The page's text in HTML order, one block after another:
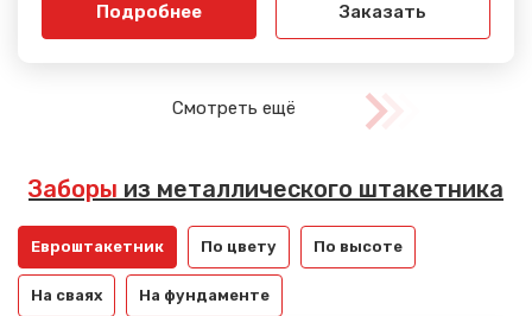
Подробнее Заказать
Смотреть ещё
Заборы из металлического штакетника
Евроштакетник По цвету По высоте
На сваях На фундаменте